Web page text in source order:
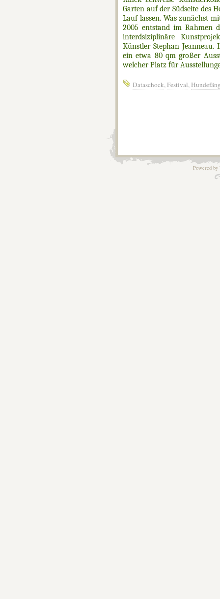
Garten auf der Südseite des
Lauf lassen. Was zunächst
2005 entstand im Rahmen
interdsiziplinäre
Künstler Stephan
ein etwa 80 qm großer
welcher Platz für
Dataschock,Festival,
Powered by